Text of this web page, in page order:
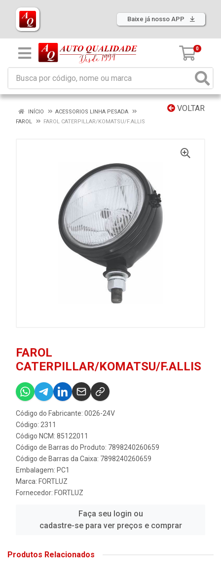
Baixe já nosso APP
0
VOLTAR
INÍCIO
ACESSORIOS LINHA PESADA
FAROL
FAROL CATERPILLAR/KOMATSU/F.ALLIS
FAROL
CATERPILLAR/KOMATSU/F.ALLIS
Código do Fabricante: 0026-24V
Código: 2311
Código NCM: 85122011
Código de Barras do Produto: 7898240260659
Código de Barras da Caixa: 7898240260659
Embalagem: PC1
Marca: FORTLUZ
Fornecedor: FORTLUZ
Faça seu login ou
cadastre-se para ver preços e comprar
Produtos Relacionados